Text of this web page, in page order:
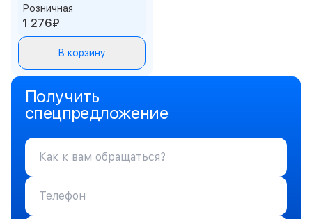
Розничная
1 276₽
В корзину
Получить
спецпредложение